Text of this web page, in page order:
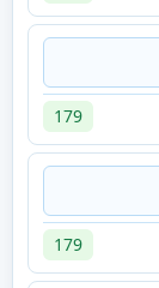
179
179